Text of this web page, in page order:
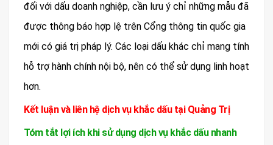
đối với dấu doanh nghiệp, cần lưu ý chỉ những mẫu đã
được thông báo hợp lệ trên Cổng thông tin quốc gia
mới có giá trị pháp lý. Các loại dấu khác chỉ mang tính
hỗ trợ hành chính nội bộ, nên có thể sử dụng linh hoạt
hơn.
Kết luận và liên hệ dịch vụ khắc dấu tại Quảng Trị
Tóm tắt lợi ích khi sử dụng dịch vụ khắc dấu nhanh